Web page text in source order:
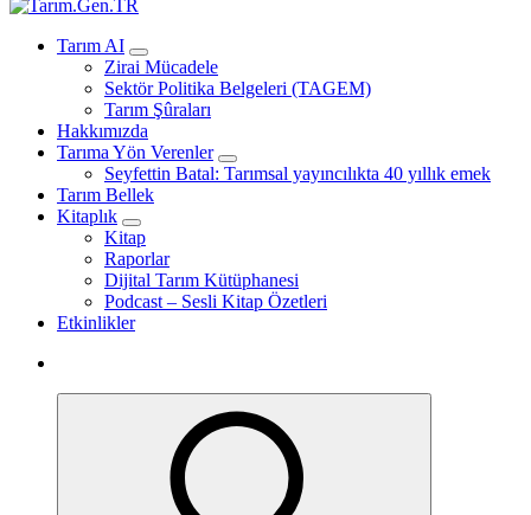
Türk Tarımının İnternetteki Adresi
Tarım AI
Zirai Mücadele
Sektör Politika Belgeleri (TAGEM)
Tarım Şûraları
Hakkımızda
Tarıma Yön Verenler
Seyfettin Batal: Tarımsal yayıncılıkta 40 yıllık emek
Tarım Bellek
Kitaplık
Kitap
Raporlar
Dijital Tarım Kütüphanesi
Podcast – Sesli Kitap Özetleri
Etkinlikler